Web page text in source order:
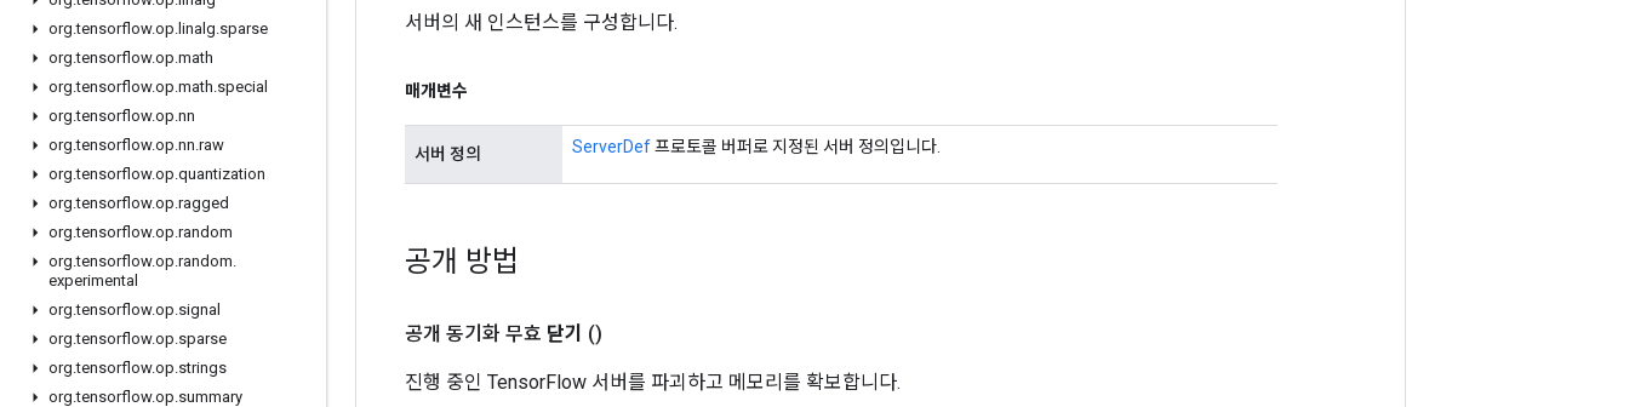
org.tensorflow.op. linalg.sparse
org.tensorflow.op.math
org.tensorflow.op.math.special
org.tensorflow.op.nn
org.tensorflow.op.nn.raw
org.tensorflow.op.quantization
org.tensorflow.op.ragged
org.tensorflow.op.random
org.tensorflow.op.random.
experimental
org.tensorflow.op.signal
org.tensorflow.op.sparse
org.tensorflow.op.strings
org.tensorflow.op.summary
서버의 새 인스턴스를 구성합니다.
매개변수
서버 정의 ServerDef프로토콜 버퍼로 지정된 서버 정의입니다.
공개 방법
공개 동기화 무효 닫기 ()
진행 중인 TensorFlow 서버를 파괴하고 메모리를 확보합니다.